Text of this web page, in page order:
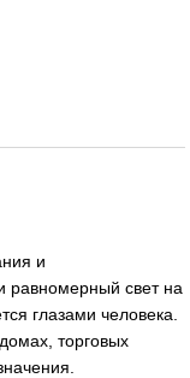
и
равномерный свет на
глазами человека.
торговых